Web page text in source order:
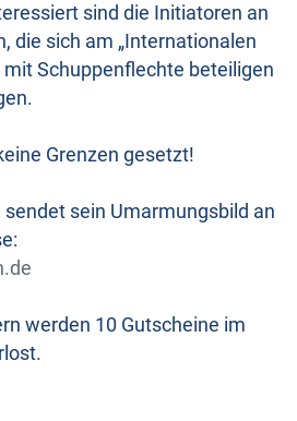
sind die Initiatoren an
die sich am „Internationalen
mit Schuppenflechte beteiligen
Grenzen gesetzt!
sein Umarmungsbild an
werden 10 Gutscheine im